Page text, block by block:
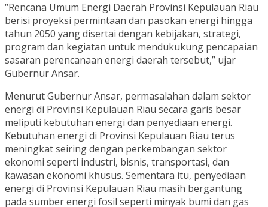
“Rencana Umum Energi Daerah Provinsi Kepulauan Riau
berisi proyeksi permintaan dan pasokan energi hingga
tahun 2050 yang disertai dengan kebijakan, strategi,
program dan kegiatan untuk mendukukung pencapaian
sasaran perencanaan energi daerah tersebut,” ujar
Gubernur Ansar.
Menurut Gubernur Ansar, permasalahan dalam sektor
energi di Provinsi Kepulauan Riau secara garis besar
meliputi kebutuhan energi dan penyediaan energi.
Kebutuhan energi di Provinsi Kepulauan Riau terus
meningkat seiring dengan perkembangan sektor
ekonomi seperti industri, bisnis, transportasi, dan
kawasan ekonomi khusus. Sementara itu, penyediaan
energi di Provinsi Kepulauan Riau masih bergantung
pada sumber energi fosil seperti minyak bumi dan gas